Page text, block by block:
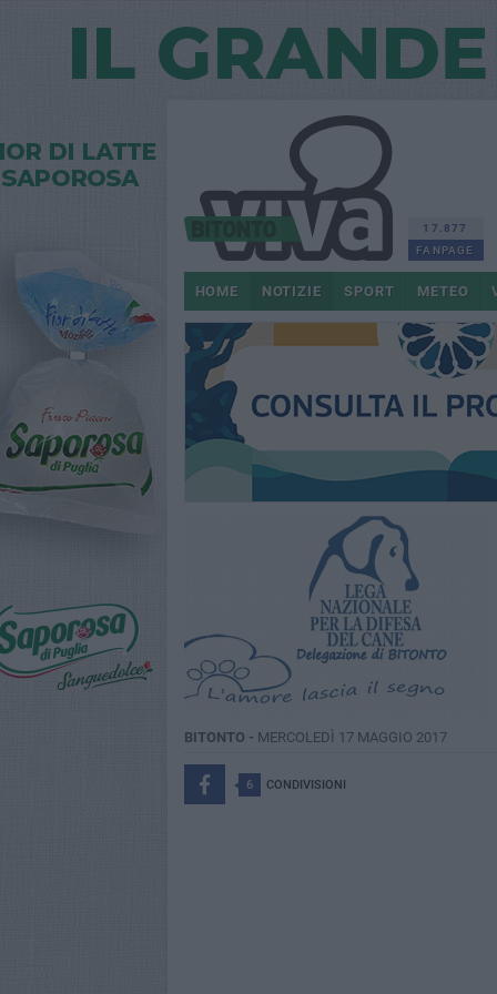
17.877
FANPAGE
HOME NOTIZIE SPORT METEO
BITONTO - MERCOLEDÌ 17 MAGGIO 2017
6 CONDIVISIONI